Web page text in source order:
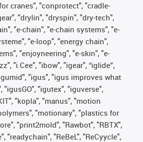
cranes", "conprotect", "cradle-
"drylin", "dryspin", "dry-tech",
"e-chain", "e-chain systems", "e-
"e-loop", "energy chain",
"enjoyneering", "e-skin", "e-
"i.Cee", "ibow", "igear", “iglide”,
"igus", "igus improves what
"igusGO", "igutex", "iguverse",
"kopla", "manus", "motion
"motionary", "plastics for
"print2mold", "Rawbot", "RBTX",
"readychain", "ReBeL", "ReCyycle",